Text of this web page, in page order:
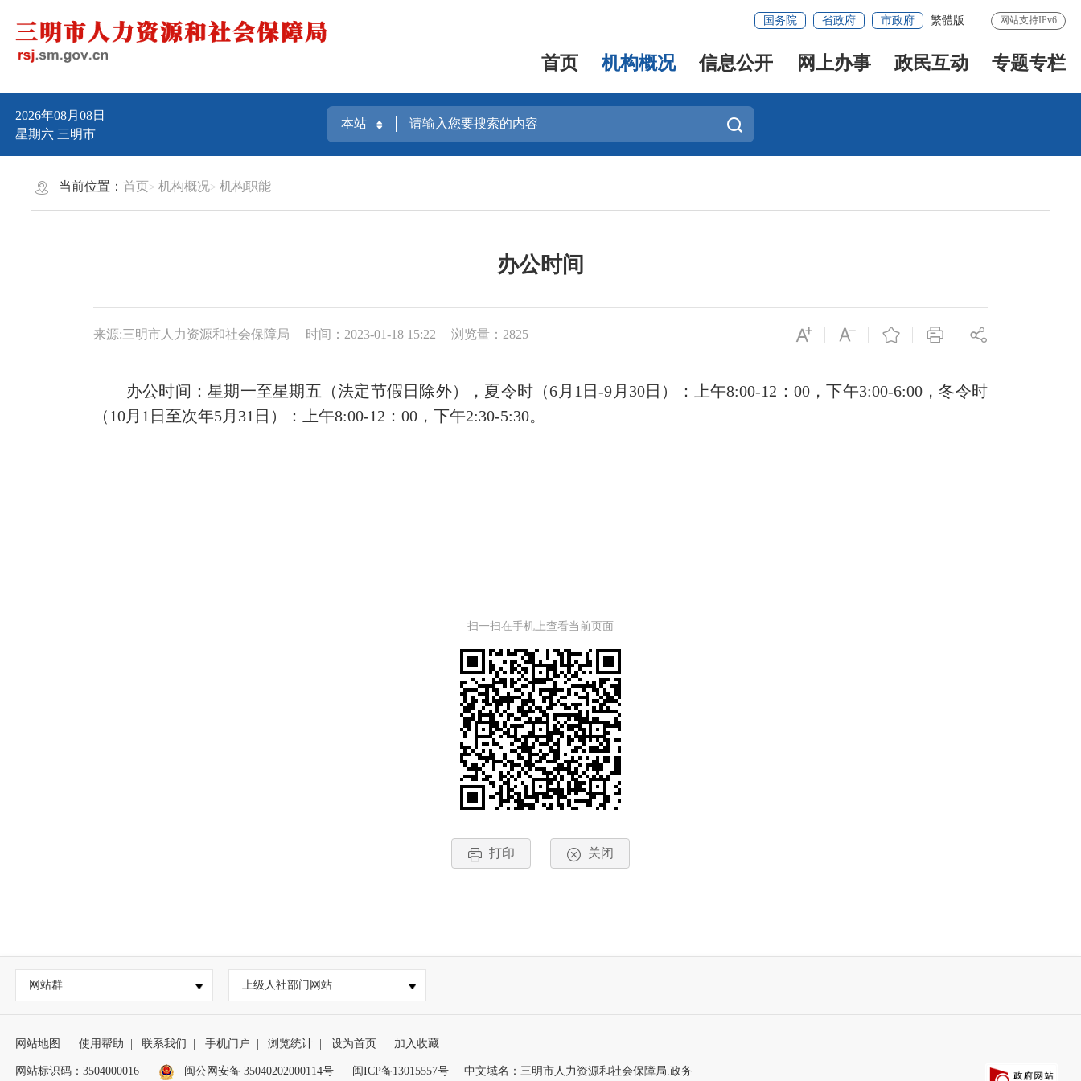
国务院 省政府 市政府 繁體版 网站支持IPv6
首页 机构概况 信息公开 网上办事 政民互动 专题专栏
2026年08月08日
星期六 三明市
当前位置：首页 机构概况 机构职能
办公时间
来源:三明市人力资源和社会保障局 时间：2023-01-18 15:22 浏览量：2825
办公时间：星期一至星期五（法定节假日除外），夏令时（6月1日-9月30日）：上午8:00-12：00，下午3:00-6:00，冬令时
（10月1日至次年5月31日）：上午8:00-12：00，下午2:30-5:30。
扫一扫在手机上查看当前页面
打印 关闭
网站群 上级人社部门网站
网站地图 使用帮助 联系我们 手机门户 浏览统计 设为首页 加入收藏
网站标识码：3504000016 闽公网安备 35040202000114号 闽ICP备13015557号 中文域名：三明市人力资源和社会保障局.政务